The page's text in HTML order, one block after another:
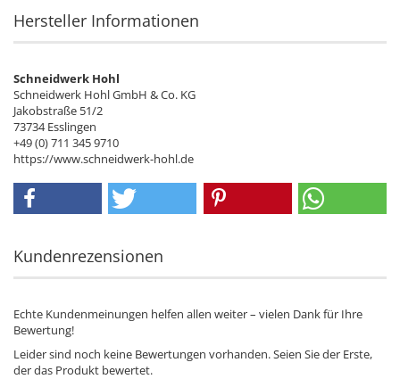
Hersteller Informationen
Schneidwerk Hohl
Schneidwerk Hohl GmbH & Co. KG
Jakobstraße 51/2
73734 Esslingen
+49 (0) 711 345 9710
https://www.schneidwerk-hohl.de
Kundenrezensionen
Echte Kundenmeinungen helfen allen weiter – vielen Dank für Ihre
Bewertung!
Leider sind noch keine Bewertungen vorhanden. Seien Sie der Erste,
der das Produkt bewertet.